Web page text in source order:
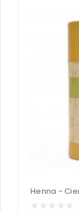
Henna -